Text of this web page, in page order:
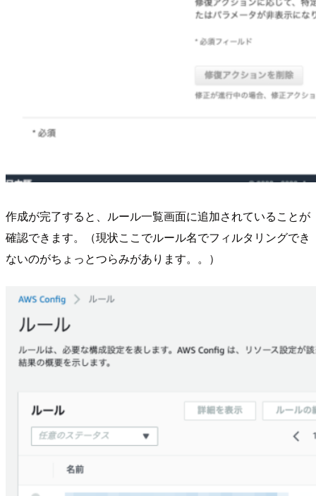
作成が完了すると、ルール一覧画面に追加されていることが
確認できます。（現状ここでルール名でフィルタリングでき
ないのがちょっとつらみがあります。。）